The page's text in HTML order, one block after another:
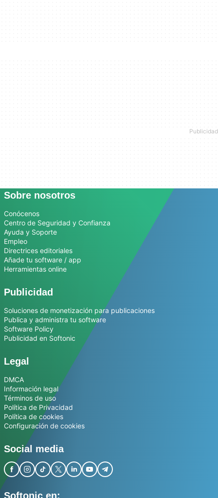
Sobre nosotros
Conócenos
Centro de Seguridad y Confianza
Ayuda y Soporte
Empleo
Directrices editoriales
Añade tu software / app
Herramientas online
Publicidad
Soluciones de monetización para publicaciones
Publica y administra tu software
Software Policy
Publicidad en Softonic
Legal
DMCA
Información legal
Términos de uso
Política de Privacidad
Política de cookies
Configuración de cookies
Social media
Softonic en: